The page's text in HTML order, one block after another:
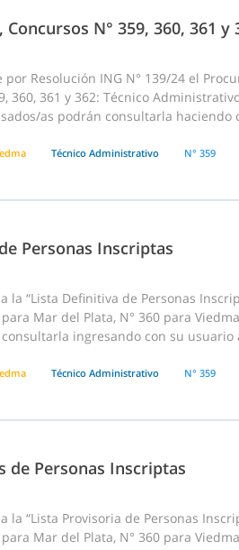
N° 359, 360, 361 y
Resolución ING N° 139/24 el
360, 361 y 362: Técnico
as podrán consultarla haciendo
Técnico Administrativo N° 359
Personas Inscriptas
“Lista Definitiva de Personas
Mar del Plata, N° 360 para
ingresando con su
Técnico Administrativo N° 359
de Personas Inscriptas
“Lista Provisoria de Personas
Mar del Plata, N° 360 para